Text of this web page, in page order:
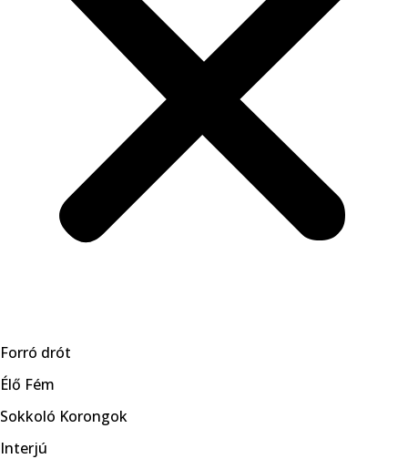
Forró drót
Élő Fém
Sokkoló Korongok
Interjú